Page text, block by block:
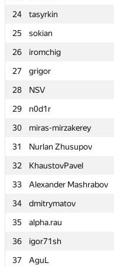
24
tasyrkin
25
sokian
26
iromchig
27
grigor
28
NSV
29
n0d1r
30
miras-mirzakerey
31
Nurlan Zhusupov
32
KhaustovPavel
33
Alexander Mashrabov
34
dmitrymatov
35
alpha.rau
36
igor71sh
37
AguL
24
tasyrkin
25
sokian
26
iromchig
27
grigor
28
NSV
29
n0d1r
30
miras-mirzakerey
31
Nurlan Zhusupov
32
KhaustovPavel
33
Alexander Mashrabov
34
dmitrymatov
35
alpha.rau
36
igor71sh
37
AguL